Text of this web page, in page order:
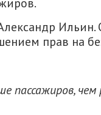
прав на
пассажиров,